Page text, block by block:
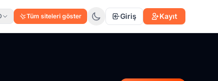
Tüm siteleri göster Giriş Kayıt